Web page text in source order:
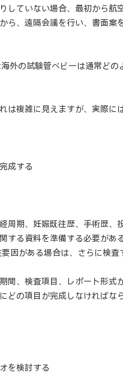
していない場合、最初から航
ら、遠隔会議を行い、書面案
外の試験管ベビーは通常どの
は複雑に見えますが、実際に
成する
周期、妊娠既往歴、手術歴
する資料を準備する必要があ
因がある場合は、さらに検査
間、検査項目、レポート形式
どの項目が完成しなければな
を検討する